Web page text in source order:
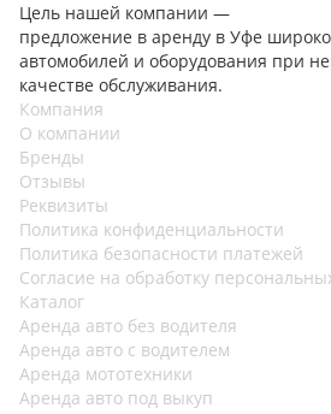
Цель нашей компании —
предложение в аренду в Уфе
автомобилей и оборудования при
качестве обслуживания.
Компания
О компании
Бренды
Отзывы
Реквизиты
Политика конфиденциальности
Политика безопасности платежей
Согласие на обработку
Каталог
Аренда авто без водителя
Аренда авто с водителем
Аренда мототехники
Аренда авто под выкуп